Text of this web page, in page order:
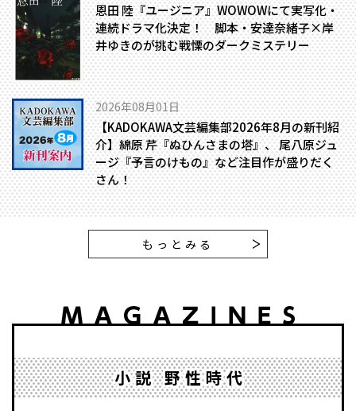
恩田 陸『ユージニア』WOWOWにて実写化・
連続ドラマ化決定！ 脚本・安達奈緒子×岸
井ゆきのが挑む戦慄のダークミステリー
2026年08月01日
【KADOKAWA文芸編集部2026年8月の新刊紹
介】綿原 芹『ぬひんさまの塔』、 尾八原ジュ
ージ『予言のけもの』など注目作が盛りだく
さん！
もっとみる
小説 野性時代